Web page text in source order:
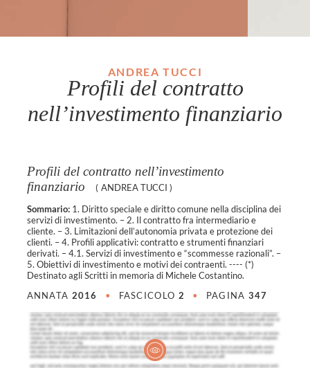
ANDREA TUCCI
Profili del contratto
nell’investimento finanziario
Profili del contratto nell’investimento
finanziario
( ANDREA TUCCI )
Sommario:1. Diritto speciale e diritto comune nella disciplina dei
servizi di investimento. – 2. Il contratto fra intermediario e
cliente. – 3. Limitazioni dell’autonomia privata e protezione dei
clienti. – 4. Profili applicativi: contratto e strumenti finanziari
derivati. – 4.1. Servizi di investimento e “scommesse razionali”. –
5. Obiettivi di investimento e motivi dei contraenti. ---- (*)
Destinato agli Scritti in memoria di Michele Costantino.
ANNATA 2016 • FASCICOLO 2 • PAGINA 347